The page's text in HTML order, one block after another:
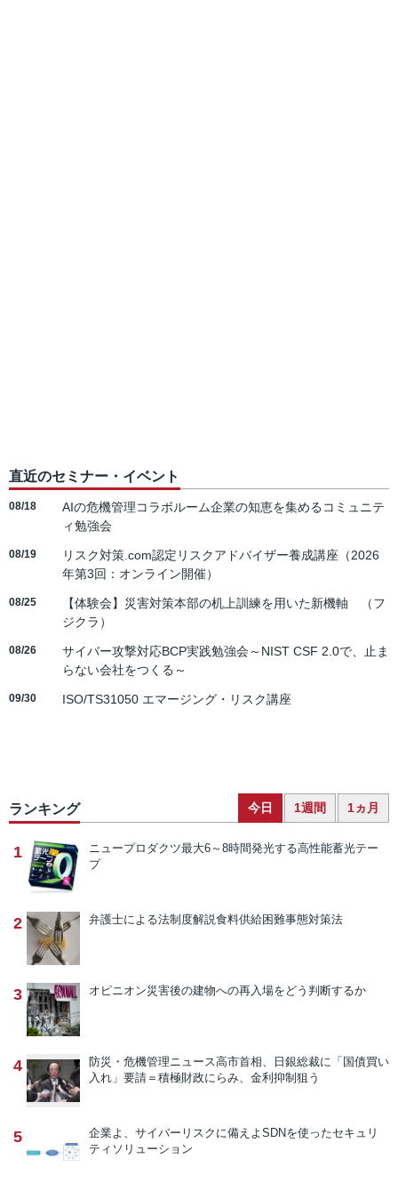
直近のセミナー・イベント
08/18
AIの危機管理コラボルーム企業の知恵を集めるコミュニテ
ィ勉強会
08/19
リスク対策.com認定リスクアドバイザー養成講座（2026
年第3回：オンライン開催）
08/25
【体験会】災害対策本部の机上訓練を用いた新機軸 （フ
ジクラ）
08/26
サイバー攻撃対応BCP実践勉強会～NIST CSF 2.0で、止ま
らない会社をつくる～
09/30 ISO/TS31050 エマージング・リスク講座
ランキング 今日 1週間 1ヵ月
1 ニュープロダクツ最大6～8時間発光する高性能蓄光テー
プ
2 弁護士による法制度解説食料供給困難事態対策法
3 オピニオン災害後の建物への再入場をどう判断するか
4 防災・危機管理ニュース高市首相、日銀総裁に「国債買い
入れ」要請＝積極財政にらみ、金利抑制狙う
5 企業よ、サイバーリスクに備えよ SDNを使ったセキュリ
ティソリューション